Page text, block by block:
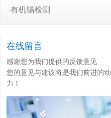
有机锡检测
在线留言
感谢您为我们提供的反馈意见
您的意见与建议将是我们前进的动
力！